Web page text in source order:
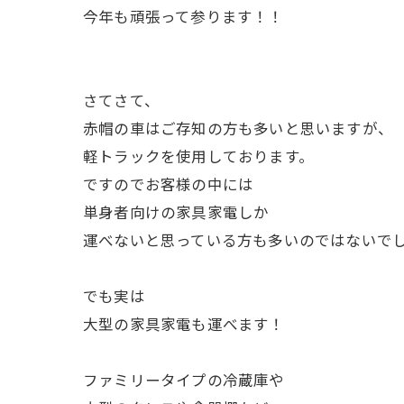
今年も頑張って参ります！！
さてさて、
赤帽の車はご存知の方も多いと思いますが、
軽トラックを使用しております。
ですのでお客様の中には
単身者向けの家具家電しか
運べないと思っている方も多いのではないで
でも実は
大型の家具家電も運べます！
ファミリータイプの冷蔵庫や